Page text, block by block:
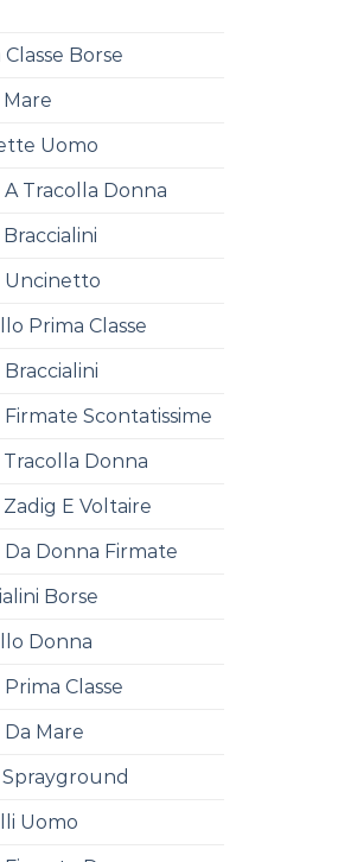
Borse
Mare
Uomo
A Tracolla Donna
Uncinetto
Prima Classe
Braccialini
Firmate Scontatissime
Tracolla Donna
Zadig E Voltaire
Da Donna Firmate
Borse
Donna
Classe
Da Mare
Sprayground
Uomo